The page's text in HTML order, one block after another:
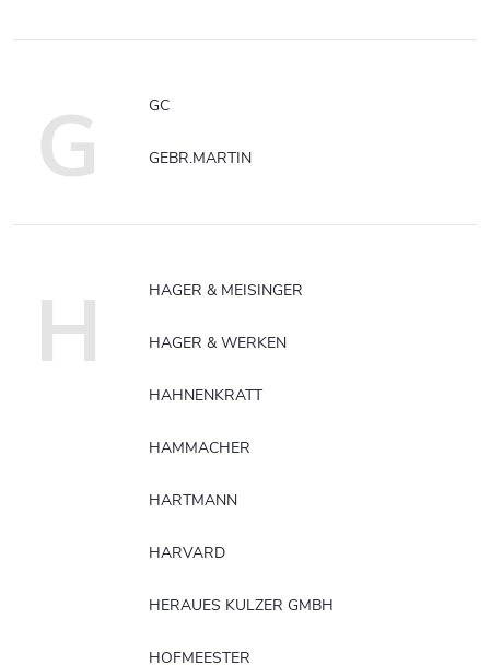
G GC
GEBR.MARTIN
H HAGER & MEISINGER
HAGER & WERKEN
HAHNENKRATT
HAMMACHER
HARTMANN
HARVARD
HERAUES KULZER GMBH
HOFMEESTER